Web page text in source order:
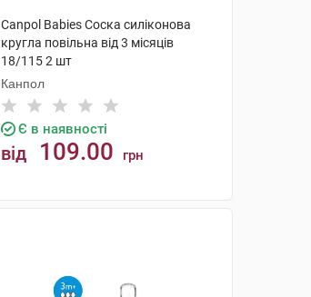
Canpol Babies Соска силіконова
кругла повільна від 3 місяців
18/115 2 шт
Канпол
Є в наявності
від 109.00 грн